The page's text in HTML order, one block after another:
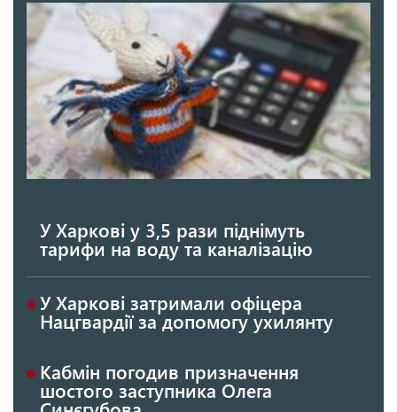
У Харкові у 3,5 рази піднімуть
тарифи на воду та каналізацію
У Харкові затримали офіцера
Нацгвардії за допомогу ухилянту
Кабмін погодив призначення
шостого заступника Олега